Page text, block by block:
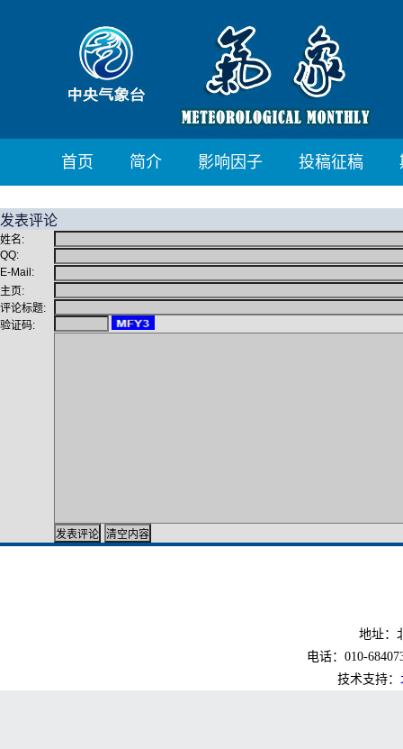
首页 简介 影响因子 投稿征稿
发表评论
姓名:
QQ:
E-Mail:
主页:
评论标题:
验证码:
地址：
电话：010-
技术支持：